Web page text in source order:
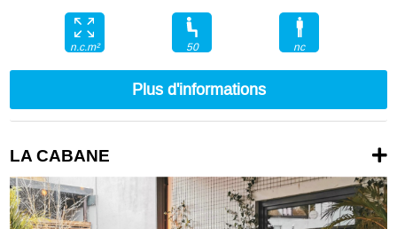
n.c.m² 50 nc
Plus d'informations
LA CABANE